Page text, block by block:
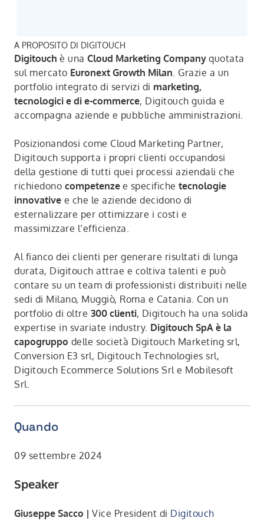
A PROPOSITO DI DIGITOUCH
Digitouch è una Cloud Marketing Company quotata
sul mercato Euronext Growth Milan. Grazie a un
portfolio integrato di servizi di marketing,
tecnologici e di e-commerce, Digitouch guida e
accompagna aziende e pubbliche amministrazioni.
Posizionandosi come Cloud Marketing Partner,
Digitouch supporta i propri clienti occupandosi
della gestione di tutti quei processi aziendali che
richiedono competenze e specifiche tecnologie
innovative e che le aziende decidono di
esternalizzare per ottimizzare i costi e
massimizzare l’efficienza.
Al fianco dei clienti per generare risultati di lunga
durata, Digitouch attrae e coltiva talenti e può
contare su un team di professionisti distribuiti nelle
sedi di Milano, Muggiò, Roma e Catania. Con un
portfolio di oltre 300 clienti, Digitouch ha una solida
expertise in svariate industry. Digitouch SpA è la
capogruppo delle società Digitouch Marketing srl,
Conversion E3 srl, Digitouch Technologies srl,
Digitouch Ecommerce Solutions Srl e Mobilesoft
Srl.
Quando
09 settembre 2024
Speaker
Giuseppe Sacco | Vice President di Digitouch